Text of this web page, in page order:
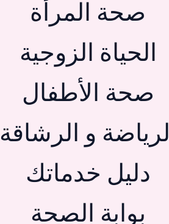
صحة المرأة
الحياة الزوجية
صحة الأطفال
و الرشاقة
دليل خدماتك
بوابة الصحة